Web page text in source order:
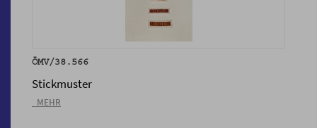
ÖMV/38.566
Stickmuster
_MEHR